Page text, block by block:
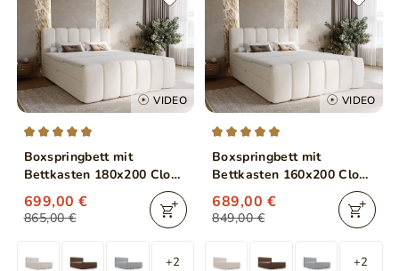
VIDEO
Boxspringbett mit
Bettkasten 180x200 Cloud
Beige
865,00 €
699,00 €
+2
VIDEO
Boxspringbett mit
Bettkasten 160x200 Cloud
Beige
849,00 €
689,00 €
+2